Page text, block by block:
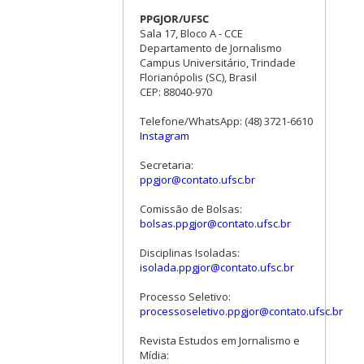
PPGJOR/UFSC
Sala 17, Bloco A - CCE
Departamento de Jornalismo
Campus Universitário, Trindade
Florianópolis (SC), Brasil
CEP: 88040-970
Telefone/WhatsApp: (48) 3721-6610
Instagram
Secretaria:
ppgjor@contato.ufsc.br
Comissão de Bolsas:
bolsas.ppgjor@contato.ufsc.br
Disciplinas Isoladas:
isolada.ppgjor@contato.ufsc.br
Processo Seletivo:
processoseletivo.ppgjor@contato.ufsc.br
Revista Estudos em Jornalismo e
Mídia: